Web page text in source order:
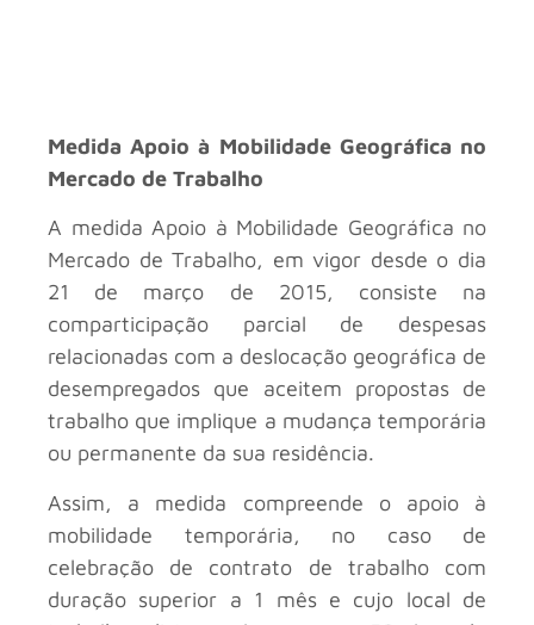
Medida Apoio à Mobilidade Geográfica no
Mercado de Trabalho
A medida Apoio à Mobilidade Geográfica no
Mercado de Trabalho, em vigor desde o dia
21 de março de 2015, consiste na
comparticipação parcial de despesas
relacionadas com a deslocação geográfica de
desempregados que aceitem propostas de
trabalho que implique a mudança temporária
ou permanente da sua residência.
Assim, a medida compreende o apoio à
mobilidade temporária, no caso de
celebração de contrato de trabalho com
duração superior a 1 mês e cujo local de